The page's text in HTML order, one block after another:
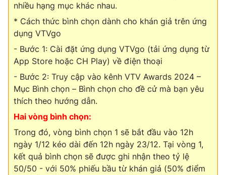
nhiều hạng mục khác nhau.
* Cách thức bình chọn dành cho khán giả trên ứng
dụng VTVgo
- Bước 1: Cài đặt ứng dụng VTVgo (tải ứng dụng từ
App Store hoặc CH Play) về điện thoại
- Bước 2: Truy cập vào kênh VTV Awards 2024 –
Mục Bình chọn – Bình chọn cho đề cử mà bạn yêu
thích theo hướng dẫn.
Hai vòng bình chọn:
Trong đó, vòng bình chọn 1 sẽ bắt đầu vào 12h
ngày 1/12 kéo dài đến 12h ngày 23/12. Tại vòng 1,
kết quả bình chọn sẽ được ghi nhận theo tỷ lệ
50/50 - với 50% phiếu bầu từ khán giả (50% điểm